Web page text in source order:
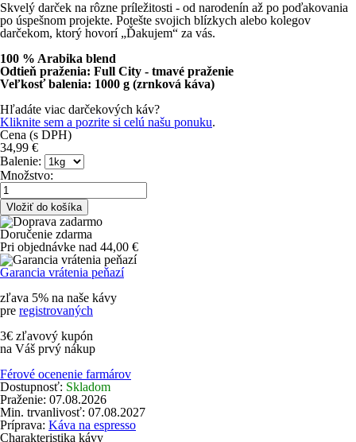
Skvelý darček na rôzne príležitosti - od narodenín až po poďakovania
po úspešnom projekte. Potešte svojich blízkych alebo kolegov
darčekom, ktorý hovorí „Ďakujem“ za vás.
100 % Arabika blend
Odtieň praženia: Full City - tmavé praženie
Veľkosť balenia: 1000 g (zrnková káva)
Hľadáte viac darčekových káv?
Kliknite sem a pozrite si celú našu ponuku.
Cena (s DPH)
34,99 €
Balenie:
Množstvo:
Doručenie zdarma
Pri objednávke nad 44,00 €
Garancia vrátenia peňazí
zľava 5% na naše kávy
pre registrovaných
3€ zľavový kupón
na Váš prvý nákup
Férové ocenenie farmárov
Dostupnosť: Skladom
Praženie: 07.08.2026
Min. trvanlivosť: 07.08.2027
Príprava: Káva na espresso
Charakteristika kávy